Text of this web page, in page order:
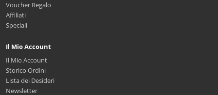
Voucher Regalo
Affiliati
Speciali
Il Mio Account
Il Mio Account
Storico Ordini
Lista dei Desideri
Newsletter